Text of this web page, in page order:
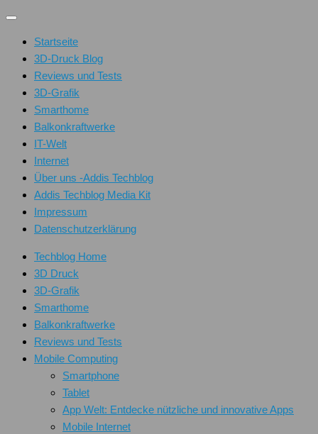
Unter
Inhalt
Startseite
3D-Druck Blog
Reviews und Tests
3D-Grafik
Smarthome
Balkonkraftwerke
IT-Welt
Internet
Über uns -Addis Techblog
Addis Techblog Media Kit
Impressum
Datenschutzerklärung
Techblog Home
3D Druck
3D-Grafik
Smarthome
Balkonkraftwerke
Reviews und Tests
Mobile Computing
Smartphone
Tablet
App Welt: Entdecke nützliche und innovative Apps
Mobile Internet